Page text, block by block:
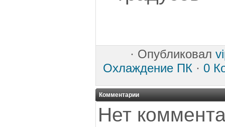
· Опубликовал
Охлаждение ПК · 0
Комментарии
Нет